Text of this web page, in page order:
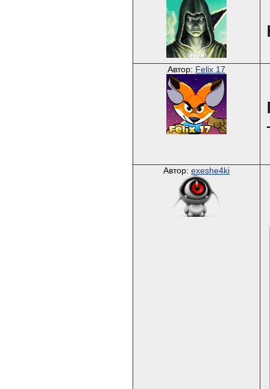
Автор: Felix 17
Автор: exeshe4ki